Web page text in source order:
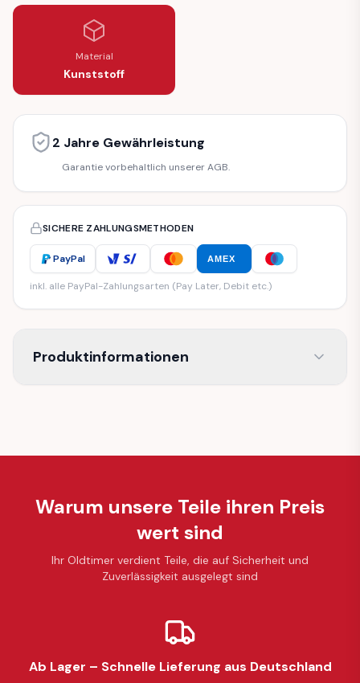
Material
Kunststoff
2 Jahre Gewährleistung
Garantie vorbehaltlich unserer AGB.
SICHERE ZAHLUNGSMETHODEN
PayPal AMEX
inkl. alle PayPal-Zahlungsarten (Pay Later, Debit etc.)
Produktinformationen
Warum unsere Teile ihren Preis
wert sind
Ihr Oldtimer verdient Teile, die auf Sicherheit und
Zuverlässigkeit ausgelegt sind
Ab Lager – Schnelle Lieferung aus Deutschland